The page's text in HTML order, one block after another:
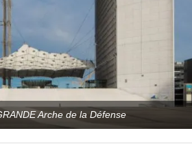
Arche de la Défense